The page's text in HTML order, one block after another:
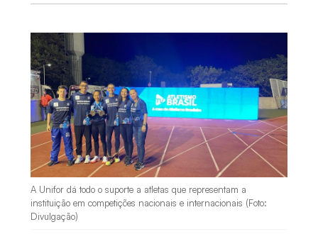
A Unifor dá todo o suporte a atletas que representam a
instituição em competições nacionais e internacionais (Foto:
Divulgação)